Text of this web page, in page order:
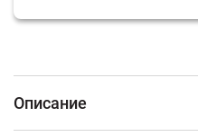
Описание